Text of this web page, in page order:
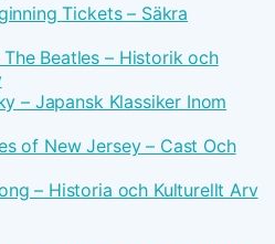
Tickets – Säkra
Beatles – Historik och
– Japansk Klassiker Inom
of New Jersey – Cast Och
– Historia och Kulturellt Arv